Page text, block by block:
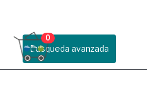
Busqueda avanzada
0